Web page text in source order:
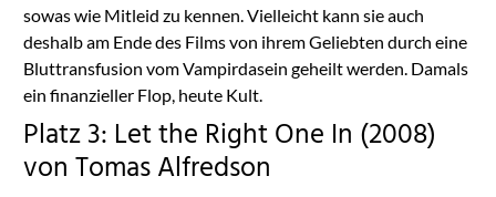
sowas wie Mitleid zu kennen. Vielleicht kann sie auch
deshalb am Ende des Films von ihrem Geliebten durch eine
Bluttransfusion vom Vampirdasein geheilt werden. Damals
ein finanzieller Flop, heute Kult.
Platz 3: Let the Right One In (2008)
von Tomas Alfredson